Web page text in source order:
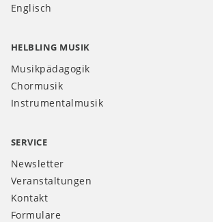
Englisch
HELBLING MUSIK
Musikpädagogik
Chormusik
Instrumentalmusik
SERVICE
Newsletter
Veranstaltungen
Kontakt
Formulare